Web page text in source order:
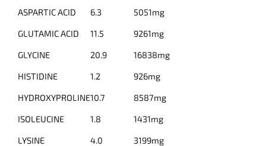
ASPARTIC ACID
6.3
5051mg
GLUTAMIC ACID
11.5
9261mg
GLYCINE
20.9
16838mg
HISTIDINE
1.2
926mg
HYDROXYPROLINE10.7
8587mg
ISOLEUCINE
1.8
1431mg
LYSINE
4.0
3199mg